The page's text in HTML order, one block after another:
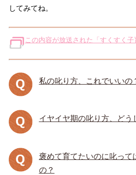
してみてね。
この内容が放送された「すくすく
私の叱り方、これでいいの
イヤイヤ期の叱り方、どう
褒めて育てたいのに叱って
の？